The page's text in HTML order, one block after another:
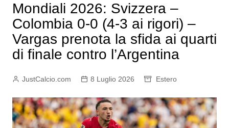
Mondiali 2026: Svizzera –
Colombia 0-0 (4-3 ai rigori) –
Vargas prenota la sfida ai quarti
di finale contro l’Argentina
JustCalcio.com 8 Luglio 2026 Estero